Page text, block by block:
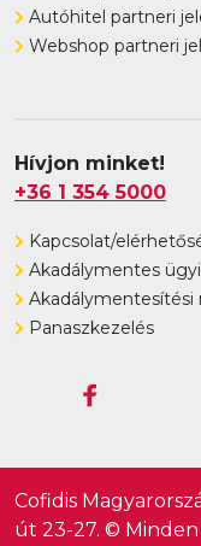
Autóhitel partneri
Webshop partneri
Hívjon minket!
+36 1 354 5000
Kapcsolat/
Akadálymentes
Akadálymentesítési
Panaszkezelés
Cofidis
út 23-27. ©